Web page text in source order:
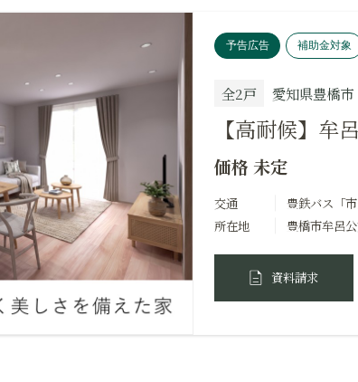
予告広告 補助金対象
全2戸 愛知県豊橋市
【高耐候】
価格 未定
交通
豊鉄バス「
所在地
豊橋市牟呂
資料請求